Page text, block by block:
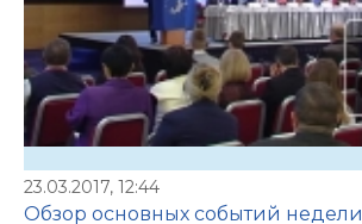
23.03.2017, 12:44
Обзор основных событий недели